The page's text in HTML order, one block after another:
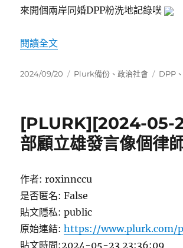
來開個兩岸同婚DPP粉洗地記錄噗
閱讀全文〈[PLURK][2024-09-19] 兩
發
2024/09/20
分
Plurk備份 、政治社會
標
DPP 、
[PLURK][2024-05-
部顧立雄發言像個律
作者: roxinnccu
是否匿名: False
貼文隱私: public
原始連結:https://www.plurk.com/
貼文時間:2024-05-23 23:36:09